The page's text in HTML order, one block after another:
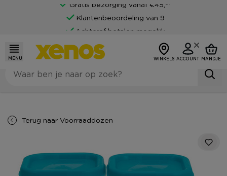
Gratis bezorging vanaf €45,-*
Klantenbeoordeling van 9
Achteraf betalen mogelijk
MENU WINKELS ACCOUNT MANDJE
Terug naar Voorraaddozen